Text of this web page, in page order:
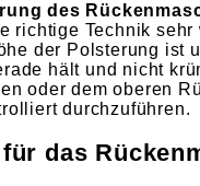
des
richtige Technik
der Polsterung
hält und nicht
oder dem oberen
durchzuführen.
das